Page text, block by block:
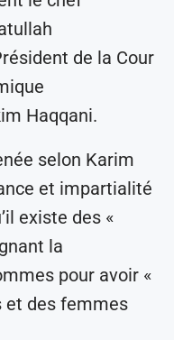
de la Cour
Haqqani.
selon Karim
et impartialité
existe des «
la
pour avoir «
et des femmes